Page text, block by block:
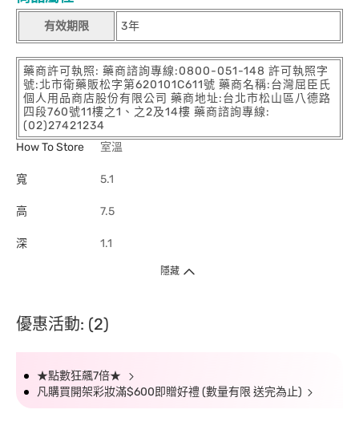
有效期限 3年
藥商許可執照: 藥商諮詢專線:0800-051-148 許可執照字
號:北市衛藥販松字第620101C611號 藥商名稱:台灣屈臣氏
個人用品商店股份有限公司 藥商地址:台北市松山區八德路
四段760號11樓之1、之2及14樓 藥商諮詢專線:
(02)27421234
How To Store
室溫
寬 5.1
高 7.5
深 1.1
隱藏
優惠活動: (2)
★點數狂飆7倍★
凡購買開架彩妝滿$600即贈好禮 (數量有限 送完為止)